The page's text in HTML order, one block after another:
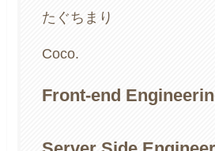
たぐちまり
Coco.
Front-end